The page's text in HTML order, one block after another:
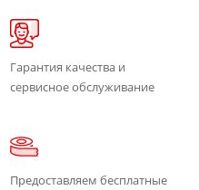
Гарантия качества и
сервисное обслуживание
Предоставляем бесплатные